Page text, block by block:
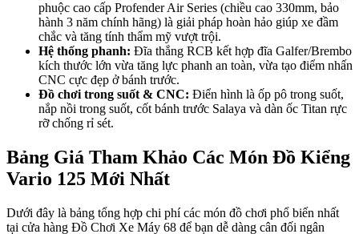
phuộc cao cấp Profender Air Series (chiều cao 330mm, bảo
hành 3 năm chính hãng) là giải pháp hoàn hảo giúp xe đầm
chắc và tăng tính thẩm mỹ vượt trội.
Hệ thống phanh: Đĩa thắng RCB kết hợp đĩa Galfer/Brembo
kích thước lớn vừa tăng lực phanh an toàn, vừa tạo điểm nhấn
CNC cực đẹp ở bánh trước.
Đồ chơi trong suốt & CNC: Điển hình là ốp pô trong suốt,
nắp nồi trong suốt, cốt bánh trước Salaya và dàn ốc Titan rực
rỡ chống rỉ sét.
Bảng Giá Tham Khảo Các Món Đồ Kiểng
Vario 125 Mới Nhất
Dưới đây là bảng tổng hợp chi phí các món đồ chơi phổ biến nhất
tại cửa hàng Đồ Chơi Xe Máy 68 để bạn dễ dàng cân đối ngân